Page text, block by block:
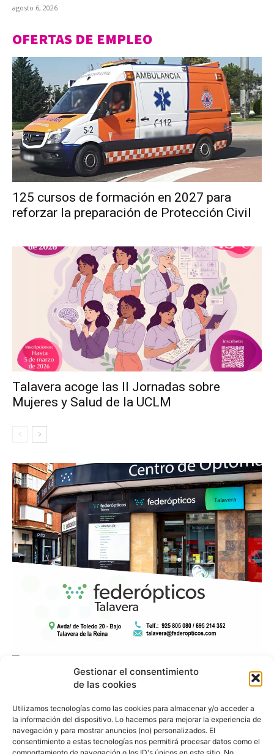
Gestionar el consentimiento
de las cookies
Utilizamos tecnologías como las cookies para almacenar y/o acceder a
la información del dispositivo. Lo hacemos para mejorar la experiencia de
navegación y para mostrar anuncios (no) personalizados. El
consentimiento a estas tecnologías nos permitirá procesar datos como el
agosto 6, 2026
OFERTAS DE EMPLEO
125 cursos de formación en 2027 para
reforzar la preparación de Protección Civil
Talavera acoge las II Jornadas sobre
Mujeres y Salud de la UCLM